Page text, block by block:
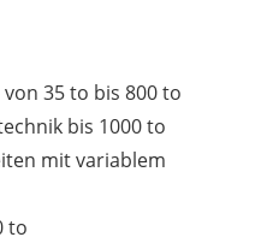
35 to bis 800 to
bis 1000 to
mit variablem
to